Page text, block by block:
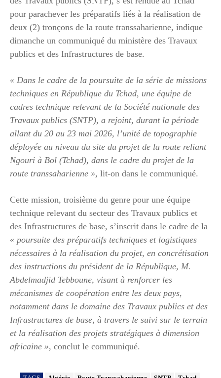
pour parachever les préparatifs liés à la réalisation de
deux (2) tronçons de la route transsaharienne, indique
dimanche un communiqué du ministère des Travaux
publics et des Infrastructures de base.
« Dans le cadre de la poursuite de la série de missions
techniques en République du Tchad, une équipe de
cadres technique relevant de la Société nationale des
Travaux publics (SNTP), a rejoint, durant la période
allant du 20 au 23 mai 2026, l’unité de topographie
déployée au niveau du site du projet de la route reliant
Ngouri à Bol (Tchad), dans le cadre du projet de la
route transsaharienne », lit-on dans le communiqué.
Cette mission, troisième du genre pour une équipe
technique relevant du secteur des Travaux publics et
des Infrastructures de base, s’inscrit dans le cadre de la
« poursuite des préparatifs techniques et logistiques
nécessaires à la réalisation du projet, en concrétisation
des instructions du président de la République, M.
Abdelmadjid Tebboune, visant à renforcer les
mécanismes de coopération entre les deux pays,
notamment dans le domaine des Travaux publics et des
Infrastructures de base, à travers le suivi sur le terrain
et la réalisation des projets stratégiques à dimension
africaine », conclut le communiqué.